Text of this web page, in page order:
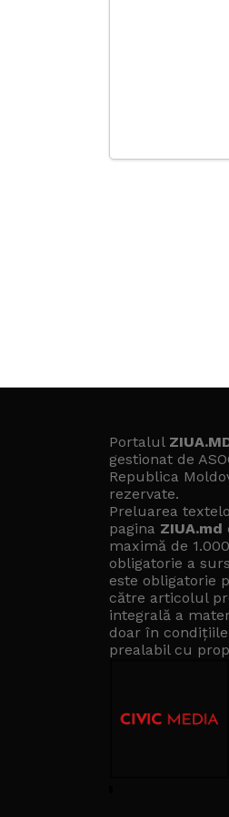
Portalul
gestionat de
Republica
rezervate.
Preluarea
pagina ZIUA.md
maximă de
obligatorie a
este obligatorie
către articolul
integrală a
doar în
prealabil cu